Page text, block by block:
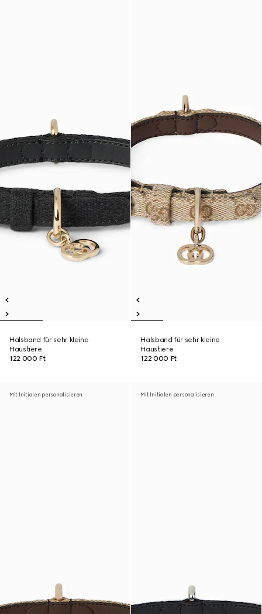
Halsband für sehr kleine
Haustiere
122 000 Ft
Halsband für sehr kleine
Haustiere
122 000 Ft
Mit Initialen personalisieren Mit Initialen personalisieren